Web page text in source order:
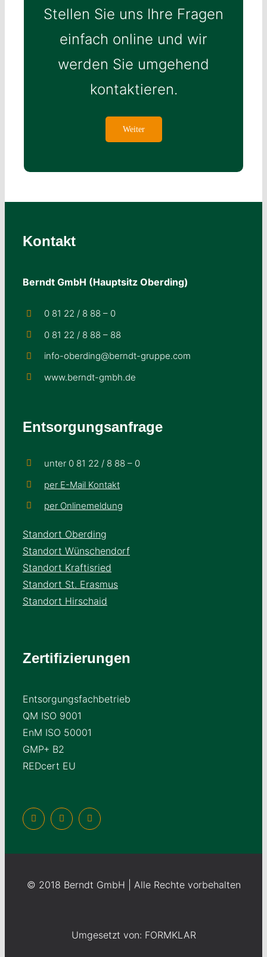
Stellen Sie uns Ihre Fragen
einfach online und wir
werden Sie umgehend
kontaktieren.
Weiter
Kontakt
Berndt GmbH (Hauptsitz Oberding)
0 81 22 / 8 88 – 0
0 81 22 / 8 88 – 88
info-oberding@berndt-gruppe.com
www.berndt-gmbh.de
Entsorgungsanfrage
unter 0 81 22 / 8 88 – 0
per E-Mail Kontakt
per Onlinemeldung
Standort Oberding
Standort Wünschendorf
Standort Kraftisried
Standort St. Erasmus
Standort Hirschaid
Zertifizierungen
Entsorgungsfachbetrieb
QM ISO 9001
EnM ISO 50001
GMP+ B2
REDcert EU
© 2018 Berndt GmbH | Alle Rechte vorbehalten
Umgesetzt von: FORMKLAR